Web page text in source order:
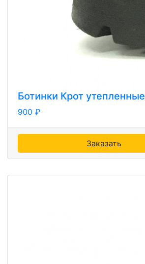
Ботинки Крот утепленные
900 ₽
Заказать